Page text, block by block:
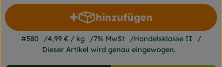
Blog
Jetzt bestellen
hinzufügen
Produkt zum Warenkorb
#580 4,99 € / kg 7% MwSt
Handelsklasse II
Dieser Artikel wird genau eingewogen.